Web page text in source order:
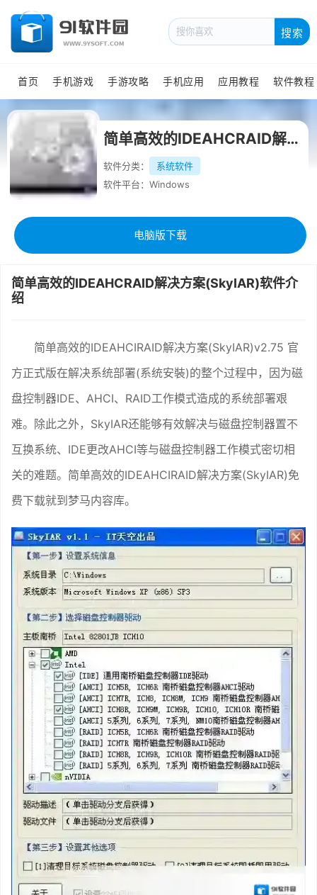
搜索
首页 手机游戏 手游攻略 手机应用 应用教程 软件教程
简单高效的IDEAHCRAID解决方案(SkyIAR)官方正式版
软件分类：
系统软件
软件平台：Windows
电脑版下载
简单高效的IDEAHCRAID解决方案(SkyIAR)软件介
绍
简单高效的IDEAHCIRAID解决方案(SkyIAR)v2.75 官
方正式版在解决系统部署(系统安裝)的整个过程中，因为磁
盘控制器IDE、AHCI、RAID工作模式造成的系统部署艰
难。除此之外，SkyIAR还能够有效解决与磁盘控制器置不
互换系统、IDE更改AHCI等与磁盘控制器工作模式密切相
关的难题。简单高效的IDEAHCIRAID解决方案(SkyIAR)免
费下载就到梦马内容库。